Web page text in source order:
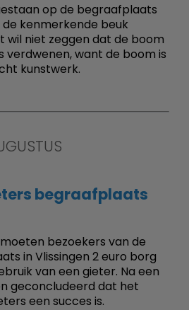
op de begraafplaats
kenmerkende beuk
wil niet zeggen dat de boom
verdwenen, want de boom is
kunstwerk.
begraafplaats
bezoekers van de
in Vlissingen 2 euro borg
van een gieter. Na een
geconcludeerd dat het
een succes is.